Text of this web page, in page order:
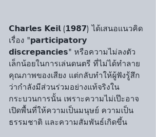
𝗖𝗵𝗮𝗿𝗹𝗲𝘀 𝗞𝗲𝗶𝗹 (𝟭𝟵𝟴𝟳) ได้เสนอแนวคิด
เรื่อง "𝗽𝗮𝗿𝘁𝗶𝗰𝗶𝗽𝗮𝘁𝗼𝗿𝘆
𝗱𝗶𝘀𝗰𝗿𝗲𝗽𝗮𝗻𝗰𝗶𝗲𝘀" หรือความไม่ลงตัว
เล็กน้อยในการเล่นดนตรี ที่ไม่ได้ทำลาย
คุณภาพของเสียง แต่กลับทำให้ผู้ฟังรู้สึก
ว่ากำลังมีส่วนร่วมอย่างแท้จริงใน
กระบวนการนั้น เพราะความไม่เป๊ะอาจ
เปิดพื้นที่ให้ความเป็นมนุษย์ ความเป็น
ธรรมชาติ และความสัมพันธ์เกิดขึ้น